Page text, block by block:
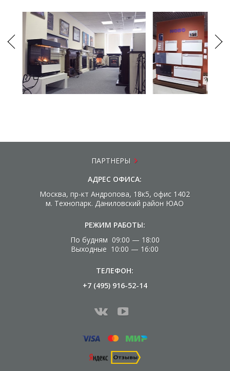
ПАРТНЕРЫ
АДРЕС ОФИСА:
Москва, пр-кт Андропова, 18к5, офис 1402
м. Технопарк. Даниловский район ЮАО
РЕЖИМ РАБОТЫ:
По будням 09:00 — 18:00
Выходные 10:00 — 16:00
ТЕЛЕФОН:
+7 (495) 916-52-14